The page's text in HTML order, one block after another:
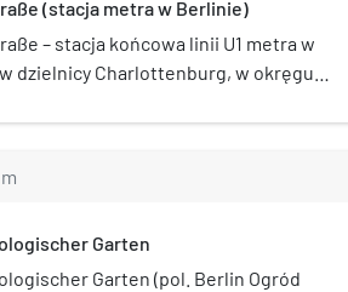
administracji, rozwijaniu cyfrowych
oraz wspieraniu innowacyjności z
zasad cyfrowej suwerenności.
(stacja metra w Berlinie)
– stacja końcowa linii U1 metra w
dzielnicy Charlottenburg, w okręgu
otwarta w 1913.
m
Garten
Garten (pol. Berlin Ogród